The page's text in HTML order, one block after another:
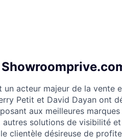
un acteur majeur de la vente
Petit et David Dayan ont
aux meilleures
autres solutions de visibilité
clientèle désireuse de